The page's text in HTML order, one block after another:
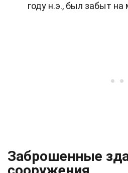
году н.э., был забыт на
Заброшенные